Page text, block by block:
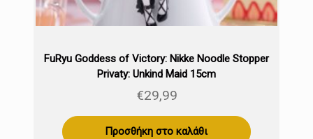
FuRyu Goddess of Victory: Nikke Noodle Stopper
Privaty: Unkind Maid 15cm
€29,99
Προσθήκη στο καλάθι